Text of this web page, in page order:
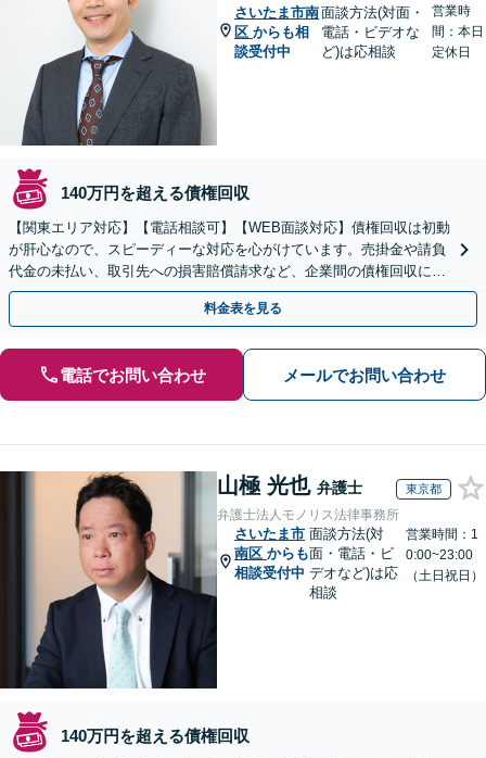
さいたま市南
区 からも相
談受付中
面談方法(対面・
電話・ビデオな
ど)は応相談
営業時
間：本日
定休日
140万円を超える債権回収
【関東エリア対応】【電話相談可】【WEB面談対応】債権回収は初動
が肝心なので、スピーディーな対応を心がけています。売掛金や請負
代金の未払い、取引先への損害賠償請求など、企業間の債権回収に幅
広く対応「フリーランスの報酬未払いもご相談ください」
料金表を見る
電話でお問い合わせ メールでお問い合わせ
山極 光也 弁護士 東京都
弁護士法人モノリス法律事務所
さいたま市
南区 からも
相談受付中
面談方法(対
面・電話・ビ
デオなど)は応
相談
営業時間：1
0:00~23:00
（土日祝日）
140万円を超える債権回収